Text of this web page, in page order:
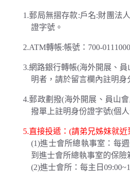
1.郵局無摺存款:戶名:財團法
證字號。
2.ATM轉帳:帳號：700-
3.網路銀行轉帳(海外開展、員
明者，請於留言欄內註明身
4.郵政劃撥(海外開展、員山會
撥單上註明身份證字號(個
5.直接投遞：(請弟兄姊妹就近
(1)進士會所總執事室：每
到進士會所總執事室的保險
(2)進士會所：每主日